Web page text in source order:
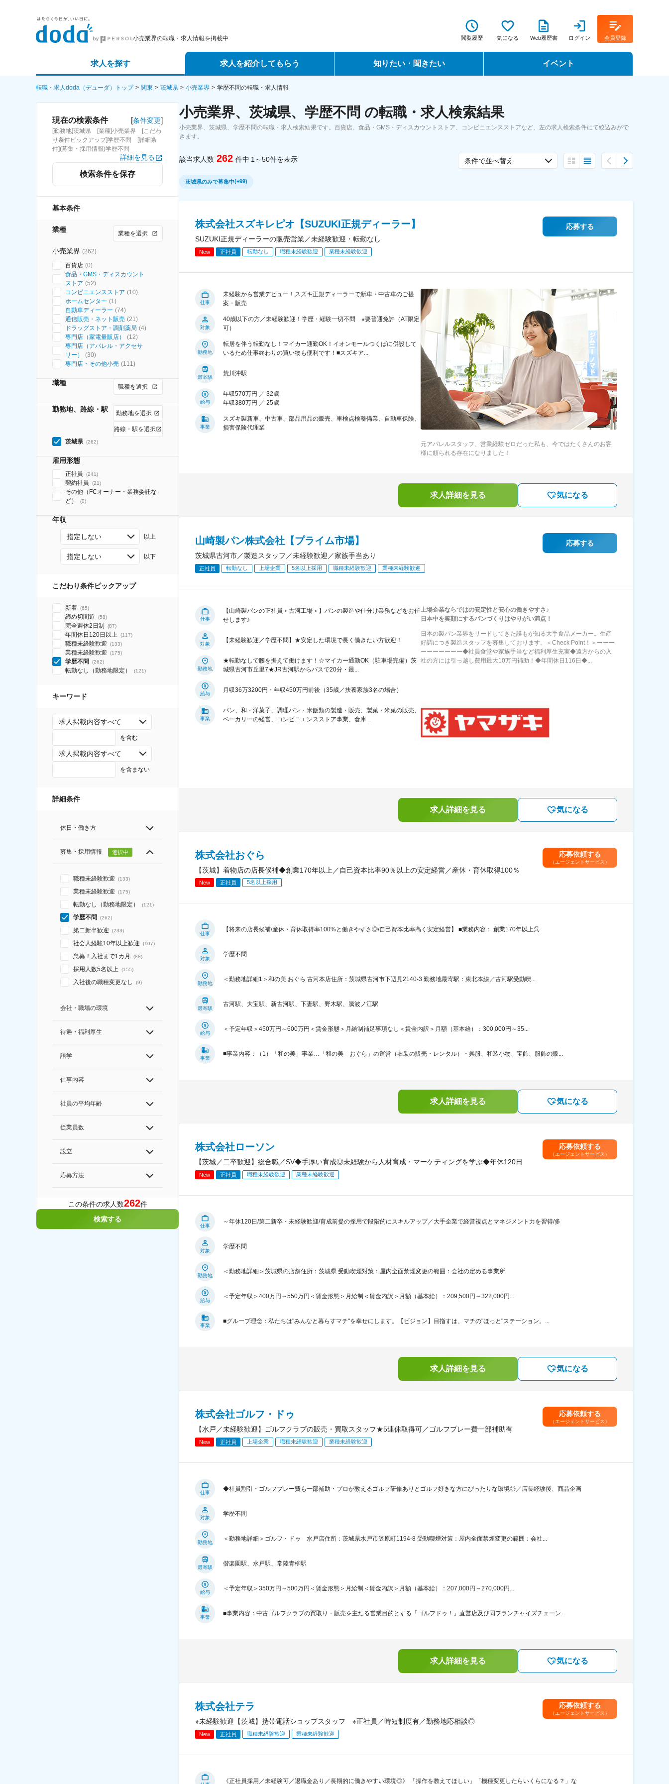
小売業界の転職・求人情報を掲載中 閲覧履歴 気になる Web履歴書 ログイン 会員登録
求人を探す
詳細条件から探す
求人特集から探す
求人を紹介してもらう
エージェントサービス
スカウトサービス
パートナーエージェントサービス
知りたい・聞きたい
データで見る転職
イベント
転職フェア
転職・求人doda（デューダ）トップ 関東 茨城県 小売業界 学歴不問の転職・求人情報
現在の検索条件 [条件変更]
[勤務地]茨城県 [業種]小売業界 [こだわ
り条件ピックアップ]学歴不問 [詳細条
件](募集・採用情報)学歴不問
詳細を見る
検索条件を保存
基本条件
業種 業種を選択
小売業界 (262)
百貨店 (0)
食品・GMS・ディスカウント
ストア (52)
コンビニエンスストア (10)
ホームセンター (1)
自動車ディーラー (74)
通信販売・ネット販売 (21)
ドラッグストア・調剤薬局 (4)
専門店（家電量販店）
(12)
専門店（アパレル・アクセサ
リー）
(30)
専門店・その他小売 (111)
職種 職種を選択
勤務地、路線・駅 勤務地を選択
路線・駅を選択
茨城県 (262)
雇用形態
正社員 (241)
契約社員 (21)
その他（FCオーナー・業務委託な
ど）
(0)
年収
指定しない 以上
指定しない 以下
こだわり条件ピックアップ
新着 (65)
締め切間近 (58)
完全週休2日制 (87)
年間休日120日以上 (117)
職種未経験歓迎 (133)
業種未経験歓迎 (175)
学歴不問 (262)
転勤なし（勤務地限定） (121)
キーワード
求人掲載内容すべて
を含む
求人掲載内容すべて
を含まない
詳細条件
休日・働き方
募集・採用情報 選択中
職種未経験歓迎 (133)
業種未経験歓迎 (175)
転勤なし（勤務地限定） (121)
学歴不問 (262)
第二新卒歓迎 (233)
社会人経験10年以上歓迎 (107)
急募！入社まで1カ月 (88)
採用人数5名以上 (155)
入社後の職種変更なし (9)
会社・職場の環境
待遇・福利厚生
語学
仕事内容
社員の平均年齢
従業員数
設立
応募方法
この条件の求人数262件
検索する
小売業界、茨城県、学歴不問 の転職・求人検索結果
小売業界、茨城県、学歴不問の転職・求人検索結果です。百貨店、食品・GMS・ディスカウントストア、コンビニエンスストアなど、左の求人検索条件にて絞込みがで
きます。
該当求人数 262 件中 1～50件を表示 条件で並べ替え
茨城県のみで募集中(+99)
株式会社スズキレピオ【SUZUKI正規ディーラー】
SUZUKI正規ディーラーの販売営業／未経験歓迎・転勤なし
New 正社員 転勤なし 職種未経験歓迎 業種未経験歓迎
応募する
仕事
未経験から営業デビュー！スズキ正規ディーラーで新車・中古車のご提
案・販売
対象
40歳以下の方／未経験歓迎！学歴・経験一切不問 ※要普通免許（AT限定
可）
勤務地
転居を伴う転勤なし！マイカー通勤OK！イオンモールつくばに併設して
いるため仕事終わりの買い物も便利です！■スズキア...
最寄駅
荒川沖駅
給与
年収570万円 ／ 32歳
年収380万円 ／ 25歳
事業
スズキ製新車、中古車、部品用品の販売、車検点検整備業、自動車保険、
損害保険代理業
元アパレルスタッフ、営業経験ゼロだった私も、今ではたくさんのお客
様に頼られる存在になりました！
求人詳細を見る 気になる
山崎製パン株式会社【プライム市場】
茨城県古河市／製造スタッフ／未経験歓迎／家族手当あり
正社員 転勤なし 上場企業 5名以上採用 職種未経験歓迎 業種未経験歓迎
応募する
仕事
【山崎製パンの正社員＜古河工場＞】パンの製造や仕分け業務などをお任
せします♪
対象
【未経験歓迎／学歴不問】★安定した環境で長く働きたい方歓迎！
勤務地
★転勤なしで腰を据えて働けます！☆マイカー通勤OK（駐車場完備）茨
城県古河市丘里7★JR古河駅からバスで20分・最...
給与
月収36万3200円・年収450万円前後（35歳／扶養家族3名の場合）
事業
パン、和・洋菓子、調理パン・米飯類の製造・販売、製菓・米菓の販売、
ベーカリーの経営、コンビニエンスストア事業、倉庫...
上場企業ならではの安定性と安心の働きやすさ♪
日本中を笑顔にするパンづくりはやりがい満点！
日本の製パン業界をリードしてきた誰もが知る大手食品メーカー。生産
好調につき製造スタッフを募集しております。＜Check Point！＞ーーー
ーーーーーーー◆社員食堂や家族手当など福利厚生充実◆遠方からの入
社の方には引っ越し費用最大10万円補助！◆年間休日116日◆...
求人詳細を見る 気になる
株式会社おぐら
【茨城】着物店の店長候補◆創業170年以上／自己資本比率90％以上の安定経営／産休・育休取得100％
New 正社員 5名以上採用
応募依頼する
（エージェントサービス）
仕事
【将来の店長候補/産休・育休取得率100%と働きやすさ◎/自己資本比率高く安定経営】 ■業務内容： 創業170年以上呉
対象
学歴不問
勤務地
＜勤務地詳細1＞和の美 おぐら 古河本店住所：茨城県古河市下辺見2140-3 勤務地最寄駅：東北本線／古河駅受動喫...
最寄駅
古河駅、大宝駅、新古河駅、下妻駅、野木駅、騰波ノ江駅
給与
＜予定年収＞450万円～600万円＜賃金形態＞月給制補足事項なし＜賃金内訳＞月額（基本給）：300,000円～35...
事業
■事業内容：（1）「和の美」事業…「和の美 おぐら」の運営（衣装の販売・レンタル）・呉服、和装小物、宝飾、服飾の販...
求人詳細を見る 気になる
株式会社ローソン
【茨城／二卒歓迎】総合職／SV◆手厚い育成◎未経験から人材育成・マーケティングを学ぶ◆年休120日
New 正社員 職種未経験歓迎 業種未経験歓迎
応募依頼する
（エージェントサービス）
仕事
～年休120日/第二新卒・未経験歓迎/育成前提の採用で段階的にスキルアップ／大手企業で経営視点とマネジメント力を習得/多
対象
学歴不問
勤務地
＜勤務地詳細＞茨城県の店舗住所：茨城県 受動喫煙対策：屋内全面禁煙変更の範囲：会社の定める事業所
給与
＜予定年収＞400万円～550万円＜賃金形態＞月給制＜賃金内訳＞月額（基本給）：209,500円～322,000円...
事業
■グループ理念：私たちは"みんなと暮らすマチ"を幸せにします。【ビジョン】目指すは、マチの"ほっと"ステーション。...
求人詳細を見る 気になる
株式会社ゴルフ・ドゥ
【水戸／未経験歓迎】ゴルフクラブの販売・買取スタッフ★5連休取得可／ゴルフプレー費一部補助有
New 正社員 上場企業 職種未経験歓迎 業種未経験歓迎
応募依頼する
（エージェントサービス）
仕事
◆社員割引・ゴルフプレー費も一部補助・プロが教えるゴルフ研修ありとゴルフ好きな方にぴったりな環境◎／店長経験後、商品企画
対象
学歴不問
勤務地
＜勤務地詳細＞ゴルフ・ドゥ 水戸店住所：茨城県水戸市笠原町1194-8 受動喫煙対策：屋内全面禁煙変更の範囲：会社...
最寄駅
偕楽園駅、水戸駅、常陸青柳駅
給与
＜予定年収＞350万円～500万円＜賃金形態＞月給制＜賃金内訳＞月額（基本給）：207,000円～270,000円...
事業
■事業内容：中古ゴルフクラブの買取り・販売を主たる営業目的とする「ゴルフドゥ！」直営店及び同フランチャイズチェーン...
求人詳細を見る 気になる
株式会社テラ
※未経験歓迎【茨城】携帯電話ショップスタッフ ※正社員／時短制度有／勤務地応相談◎
New 正社員 職種未経験歓迎 業種未経験歓迎
応募依頼する
（エージェントサービス）
《正社員採用／未経験可／退職金あり／長期的に働きやすい環境◎》 「操作を教えてほしい」「機種変更したらいくらになる？」な